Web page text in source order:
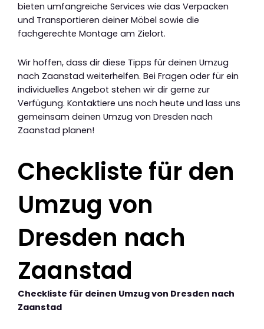
bieten umfangreiche Services wie das Verpacken
und Transportieren deiner Möbel sowie die
fachgerechte Montage am Zielort.
Wir hoffen, dass dir diese Tipps für deinen Umzug
nach Zaanstad weiterhelfen. Bei Fragen oder für ein
individuelles Angebot stehen wir dir gerne zur
Verfügung. Kontaktiere uns noch heute und lass uns
gemeinsam deinen Umzug von Dresden nach
Zaanstad planen!
Checkliste für den
Umzug von
Dresden nach
Zaanstad
Checkliste für deinen Umzug von Dresden nach
Zaanstad